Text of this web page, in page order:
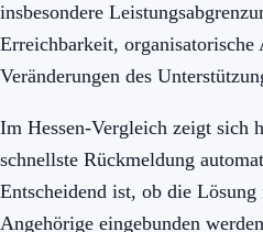
insbesondere
Erreichbarkeit,
Veränderungen des
Im Hessen-Vergleich zeigt sich
schnellste Rückmeldung
Entscheidend ist, ob die
Angehörige eingebunden